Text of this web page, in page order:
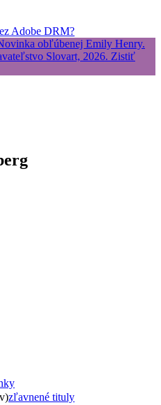
Adobe DRM?
zľavnené tituly